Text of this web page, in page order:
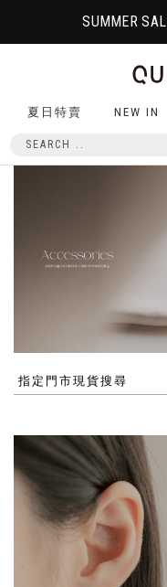
SUMMER
夏日特賣 NEW IN
指定門市現貨搜尋